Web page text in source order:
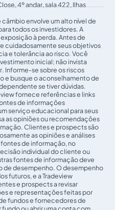
educacionais?
e financeira é
de dois fatores
para proteção?
4º andar, sala 422, Ilhas
envolve um alto nível de
todos os investidores. A
à perda. Antes de
cuidadosamente seus objetivos
e tolerância ao risco. Você
inicial; não invista
Informe-se sobre os riscos
e busque o aconselhamento de
se tiver dúvidas.
fornece referências e links
de informações
serviço educacional para seus
as opiniões ou recomendações
Clientes e prospects são
as opiniões e análises
de informação, no
individual do cliente ou
fontes de informação deve
de desempenho. O desempenho
futuros, e a Tradeview
e prospects a revisar
e representações feitas por
fundos e fornecedores de